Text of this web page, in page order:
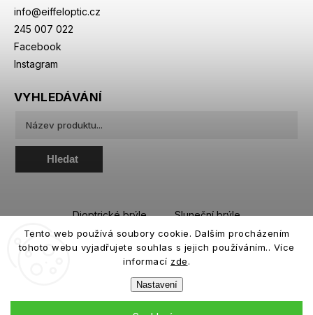
Tento web používá soubory cookie. Dalším procházením
tohoto webu vyjadřujete souhlas s jejich používáním.. Více
informací zde.
Nastavení
info@eiffeloptic.cz
245 007 022
Facebook
Instagram
VYHLEDÁVÁNÍ
Hledat
Dioptrické brýle
Sluneční brýle
Sportovní brýle
Kontaktní čočky
Roztoky a oční kapky